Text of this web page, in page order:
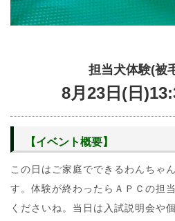
担当犬体験(被
8月23日(日
【イベント概要】
この日はご家庭でできるわんちゃ
す。体験が終わったらＡＰＣの担
くださいね。当日は入試説明会や